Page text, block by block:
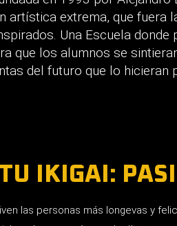
artística extrema, que fuera
Una Escuela
que los alumnos se
del futuro que lo hicieran
IKIGAI:
las personas más longevas y